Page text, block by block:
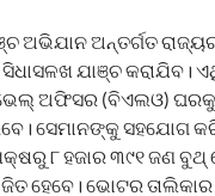
ଅଭିଯାନ ଅନ୍ତର୍ଗତ
ଯାଞ୍ଚ କରାଯିବ।
ଅଫିସର (ବିଏଲଓ)
ସେମାନଙ୍କୁ ସହଯୋଗ
୮ ହଜାର ୩୯୧ ଜଣ
ହେବେ। ଭୋଟର ତାଲିକାର